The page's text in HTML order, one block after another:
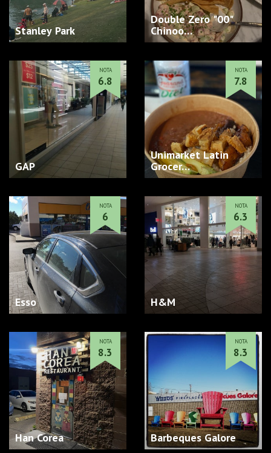
Stanley Park
Double Zero "00"
Chinoo…
GAP
NOTA
6.8
Unimarket Latin
Grocer…
NOTA
7.8
Esso
NOTA
6
H&M
NOTA
6.3
Han Corea
NOTA
8.3
Barbeques Galore
NOTA
8.3